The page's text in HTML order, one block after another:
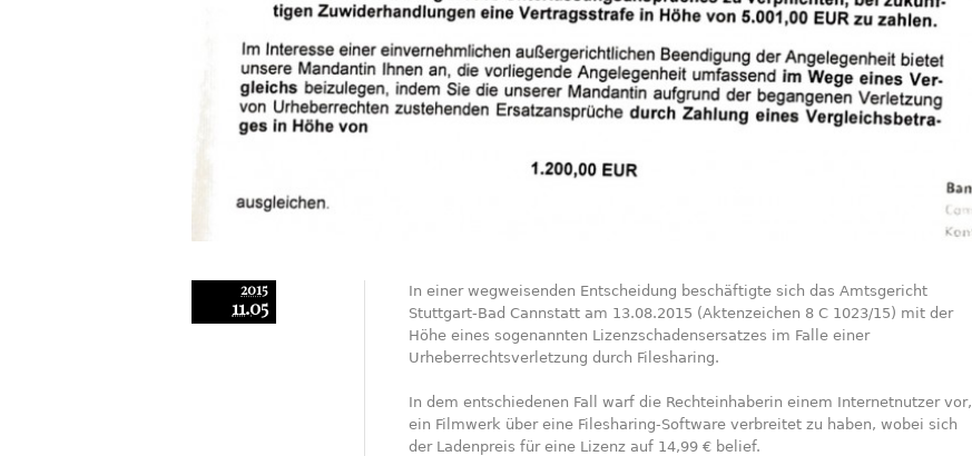
2015
11.05
In einer wegweisenden Entscheidung beschäftigte sich das Amtsgericht
Stuttgart-Bad Cannstatt am 13.08.2015 (Aktenzeichen 8 C 1023/15) mit der
Höhe eines sogenannten Lizenzschadensersatzes im Falle einer
Urheberrechtsverletzung durch Filesharing.
In dem entschiedenen Fall warf die Rechteinhaberin einem Internetnutzer vor,
ein Filmwerk über eine Filesharing-Software verbreitet zu haben, wobei sich
der Ladenpreis für eine Lizenz auf 14,99 € belief.